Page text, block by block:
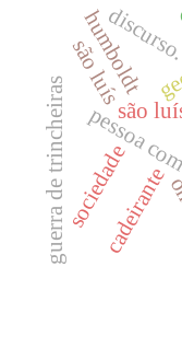
pessoa
cadeirante
são
sociedade
humboldt
são luís
guerra de trincheiras